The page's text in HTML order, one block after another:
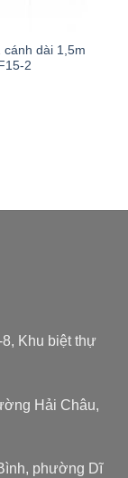
cánh dài 1,5m
2
Khu biệt thự
Hải Châu,
phường Dĩ